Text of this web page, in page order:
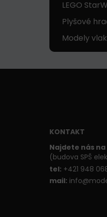
LEGO
Plyšové
Modely
KONTAKT
Najdete nás
(budova SPŠ
tel: +421 948
mail: